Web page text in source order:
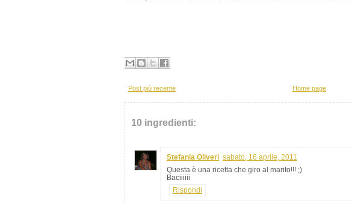
Post più recente Home page
10 ingredienti:
Stefania Oliveri sabato, 16 aprile, 2011
Questa è una ricetta che giro al marito!!! ;)
Baciiiiii
Rispondi